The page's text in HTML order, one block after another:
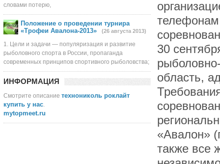
словами потерю,
Положение о проведении турнира
«Трофеи Авалона-2013»
(26 августа 2013)
1. Цели и задачи — популяризация и развитие
рыболовного спорта в России, пропаганда
современных принципов спортивного рыболовства;
ИНФОРМАЦИЯ
Смотрите описание технониколь роклайт
купить у нас.
mytopmeet.ru